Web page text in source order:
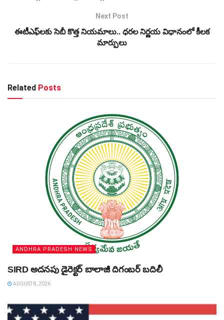
Next Post
ఈటీఎఫ్‌లకు సెబీ కొత్త నియమాలు.. ధరల నిర్ణయ విధానంలో కీలక
మార్పులు
Related Posts
ANDHRA PRADESH NEWS
SIRD అదనపు డైరెక్టర్‌ బాలాజీ దిగంబర్‌ బదిలీ
AUGUST 8, 2026